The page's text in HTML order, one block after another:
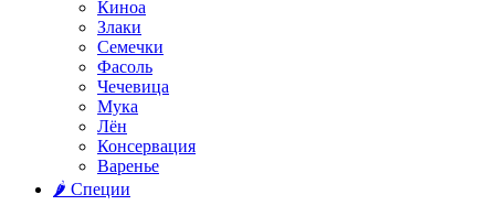
Киноа
Злаки
Семечки
Фасоль
Чечевица
Мука
Лён
Консервация
Варенье
🌶️ Специи